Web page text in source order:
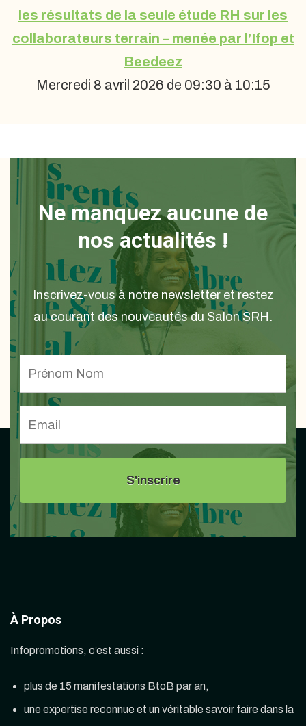
les résultats de la seule étude RH sur les
collaborateurs terrain – menée par l’Ifop et
Beedeez
Mercredi 8 avril 2026 de 09:30 à 10:15
Ne manquez aucune de
nos actualités !
Inscrivez-vous à notre newsletter et restez
au courant des nouveautés du Salon SRH.
À Propos
Infopromotions, c’est aussi :
plus de 15 manifestations BtoB par an,
une expertise reconnue et un véritable savoir faire dans la